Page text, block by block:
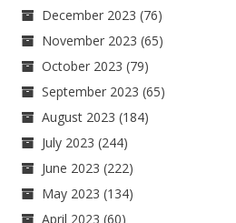
December 2023 (76)
November 2023 (65)
October 2023 (79)
September 2023 (65)
August 2023 (184)
July 2023 (244)
June 2023 (222)
May 2023 (134)
April 2023 (60)